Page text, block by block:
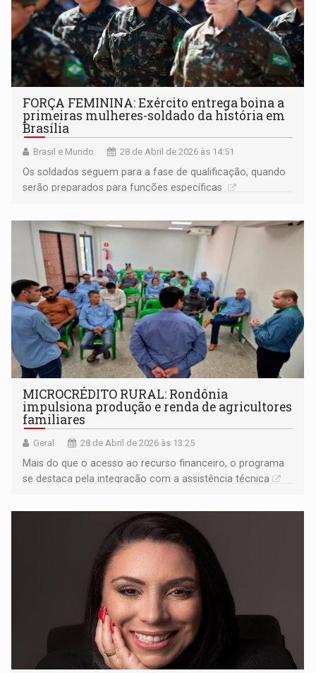
FORÇA FEMININA: Exército entrega boina a
primeiras mulheres-soldado da história em
Brasília
Brasil e Mundo 28 de Abril de 2026 às 14:51
Os soldados seguem para a fase de qualificação, quando
serão preparados para funções específicas
MICROCRÉDITO RURAL: Rondônia
impulsiona produção e renda de agricultores
familiares
Geral 28 de Abril de 2026 às 13:25
Mais do que o acesso ao recurso financeiro, o programa
se destaca pela integração com a assistência técnica